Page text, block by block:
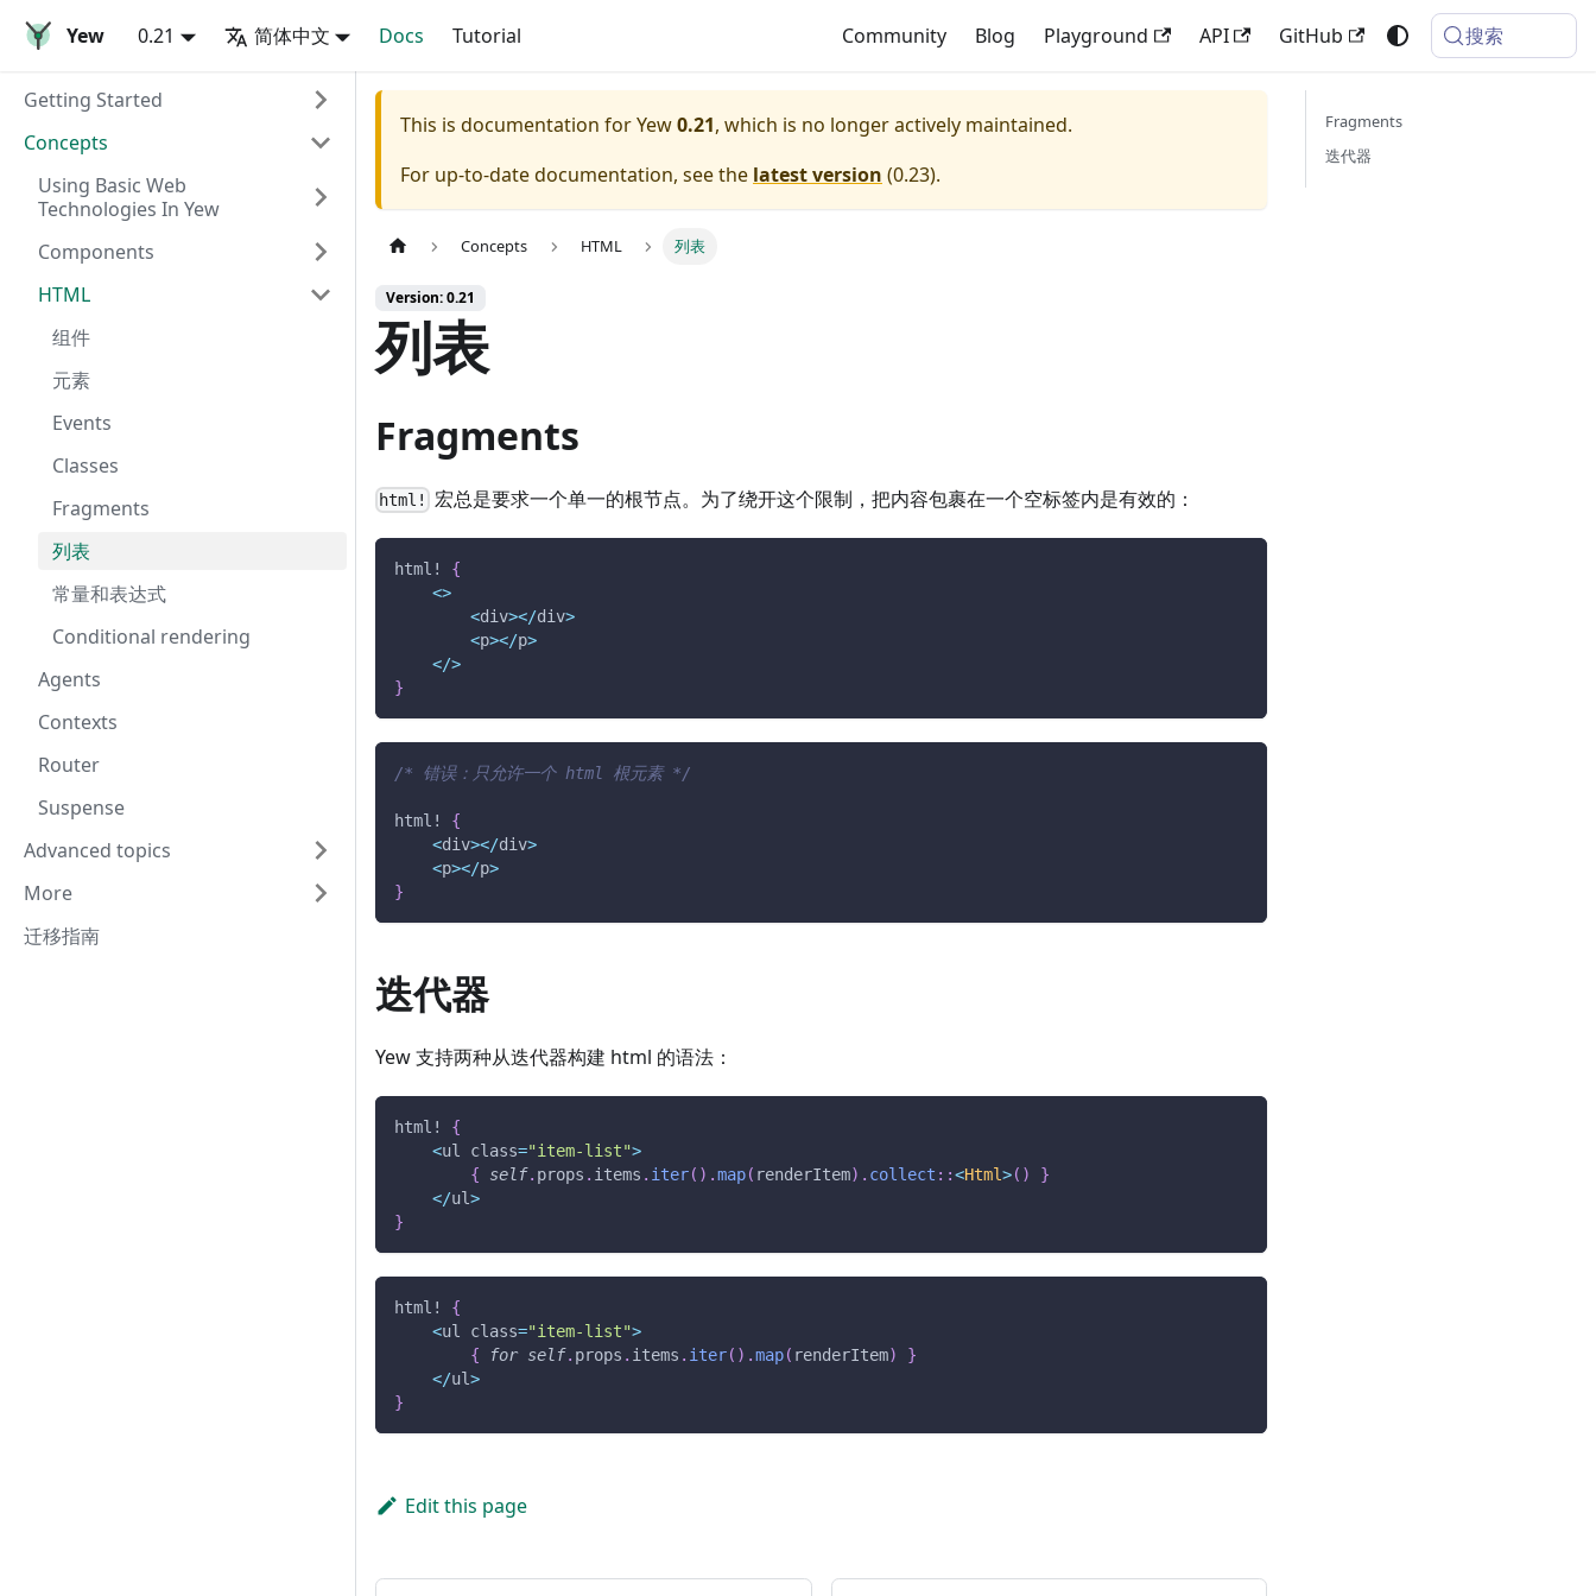
Yew 0.21 简体中文 Docs Tutorial Community Blog Playground API GitHub 搜索
Getting Started
Concepts
Using Basic Web
Technologies In Yew
Components
HTML
组件
元素
Events
Classes
Fragments
列表
常量和表达式
Conditional rendering
Agents
Contexts
Router
Suspense
Advanced topics
More
迁移指南
This is documentation forYew0.21, which is no longer actively maintained.
For up-to-date documentation, see the latest version (0.23).
Concepts HTML 列表
Version: 0.21
列表
Fragments
html! 宏总是要求一个单一的根节点。为了绕开这个限制，把内容包裹在一个空标签内是有效的：
html!
{
<>
<div></div>
<p></p>
</>
}
/* 错误：只允许一个 html 根元素 */
html!
{
<div></div>
<p></p>
}
迭代器
Yew 支持两种从迭代器构建 html 的语法：
html!
{
<ul class="item-list">
{
self. props . items . iter( ) .map( renderItem) . collect ::<Html>( )
}
</ul>
}
html!
{
<ul class="item-list">
{
for self. props . items . iter( ) .map( renderItem)
}
</ul>
}
Edit this page
Fragments
迭代器